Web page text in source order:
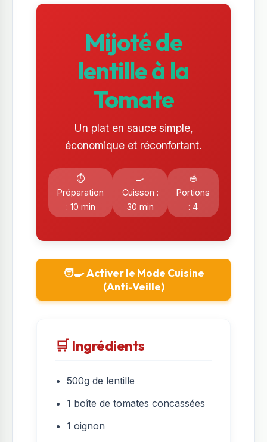
Mijoté de
lentille à la
Tomate
Un plat en sauce simple,
économique et réconfortant.
⏱️
Préparation
: 10 min
🍳
Cuisson :
30 min
🥣
Portions
: 4
🧑‍🍳 Activer le Mode Cuisine
(Anti-Veille)
🛒 Ingrédients
500g de lentille
1 boîte de tomates concassées
1 oignon